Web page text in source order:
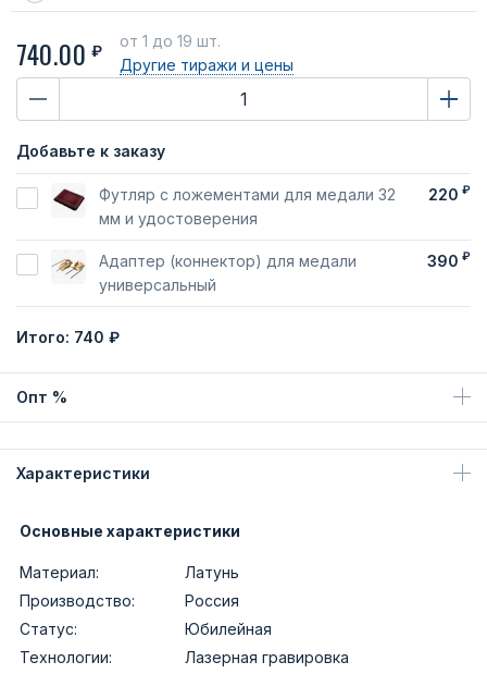
740.00 ₽
от 1 до 19 шт.
Другие тиражии цены
Добавьте к заказу
Футляр с ложементами для медали 32
мм и удостоверения
220 ₽
Адаптер (коннектор) для медали
универсальный
390 ₽
Итого: 740 ₽
Опт %
Характеристики
Основные характеристики
Материал:
Латунь
Производство:
Россия
Статус:
Юбилейная
Технологии:
Лазерная гравировка